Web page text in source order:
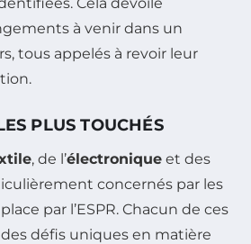
à venir dans un
tous appelés à revoir leur
PLUS TOUCHÉS
, de l’électronique et des
concernés par les
par l’ESPR. Chacun de ces
défis uniques en matière